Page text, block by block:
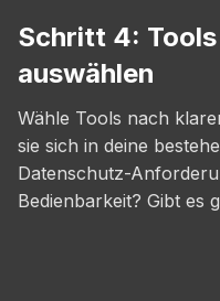
Schritt 4:
auswählen
Wähle Tools nach
sie sich in deine
Datenschutz-
Bedienbarkeit? Gibt es